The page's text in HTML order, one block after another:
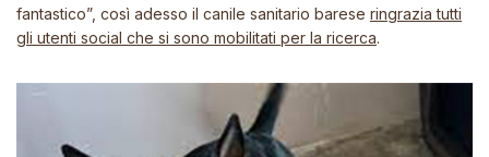
fantastico”, così adesso il canile sanitario barese ringrazia tutti
gli utenti social che si sono mobilitati per la ricerca.